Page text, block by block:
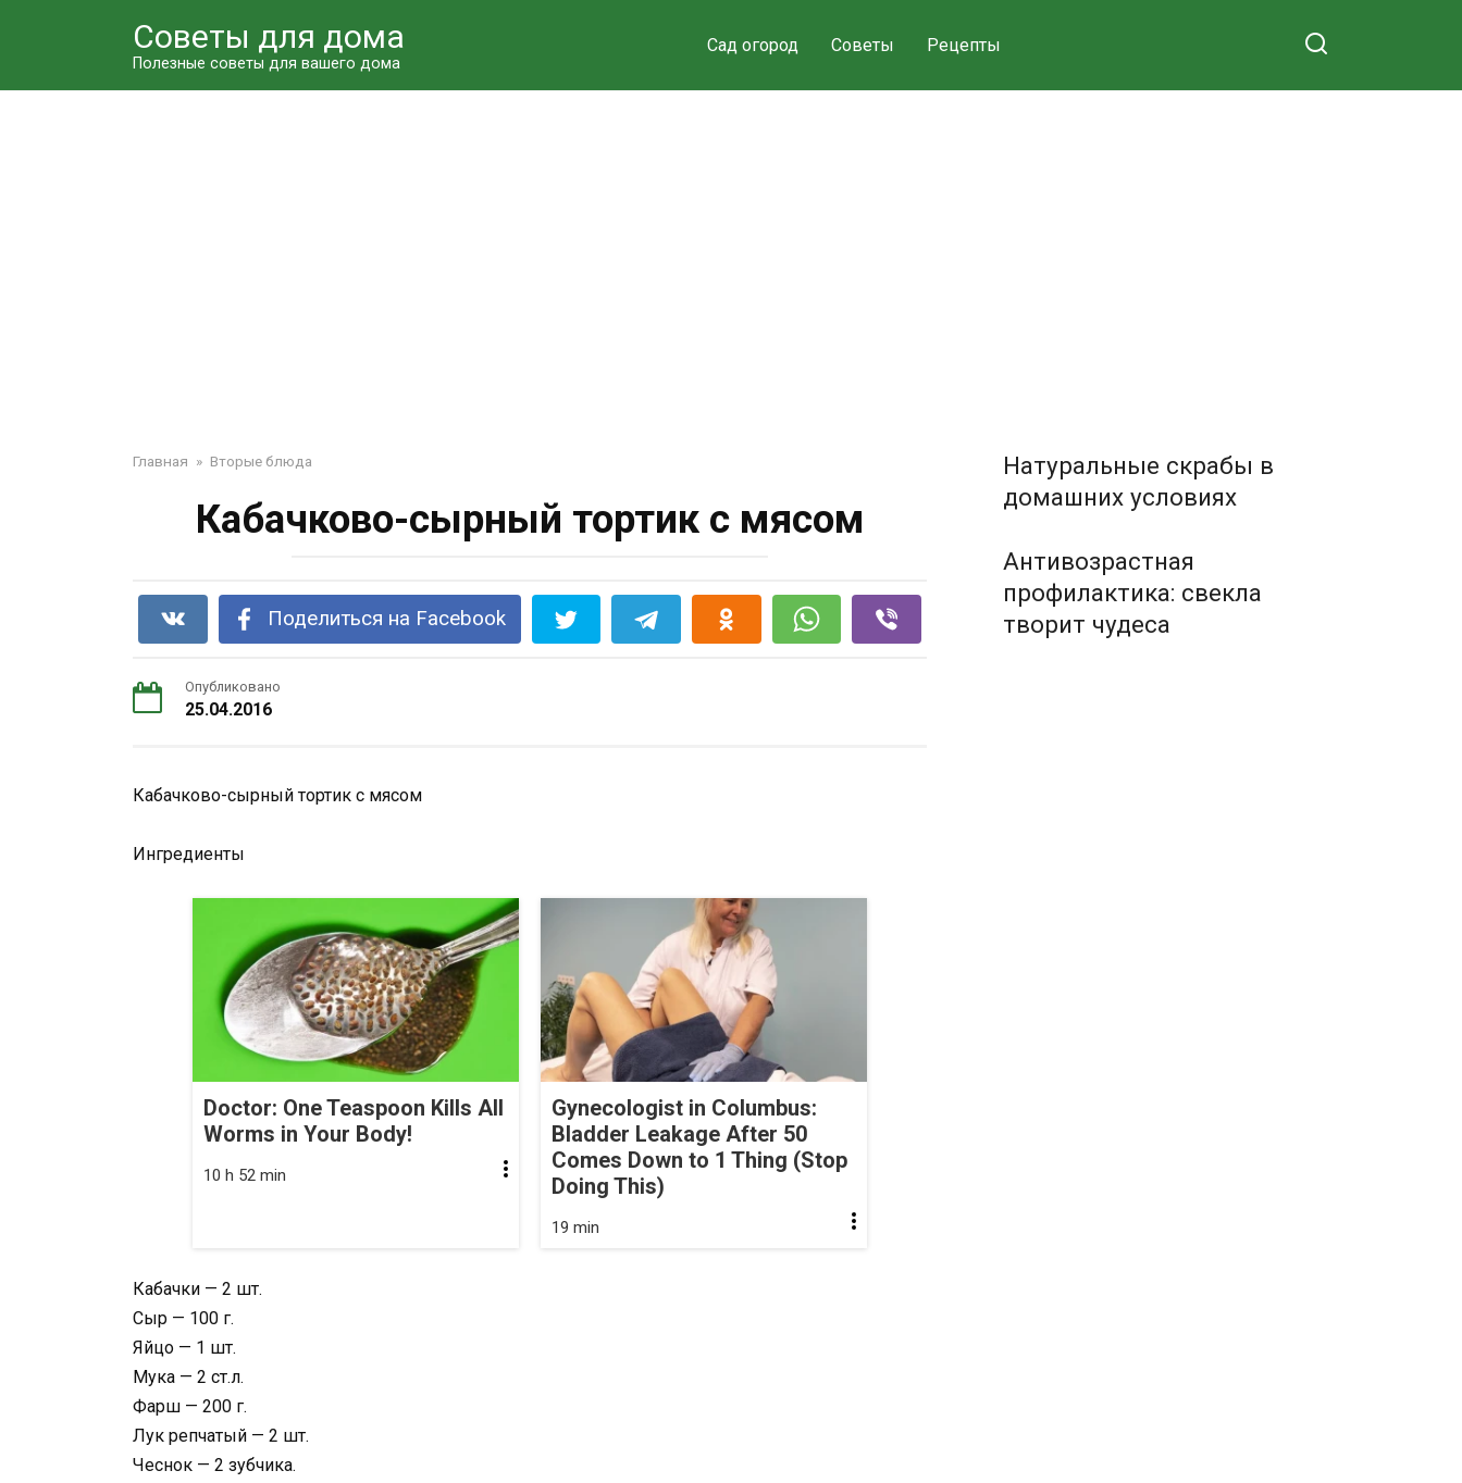
Советы для дома
Полезные советы для вашего дома
Сад огород Советы Рецепты
Главная » Вторые блюда
Кабачково-сырный тортик с мясом
Поделиться на Facebook
Опубликовано
25.04.2016
Кабачково-сырный тортик с мясом
Ингредиенты
Doctor: One Teaspoon Kills All
Worms in Your Body!
10 h 52 min
Gynecologist in Columbus:
Bladder Leakage After 50
Comes Down to 1 Thing (Stop
Doing This)
19 min
Кабачки — 2 шт.
Сыр — 100 г.
Яйцо — 1 шт.
Мука — 2 ст.л.
Фарш — 200 г.
Лук репчатый — 2 шт.
Чеснок — 2 зубчика.
Натуральные скрабы в
домашних условиях
Антивозрастная
профилактика: свекла
творит чудеса